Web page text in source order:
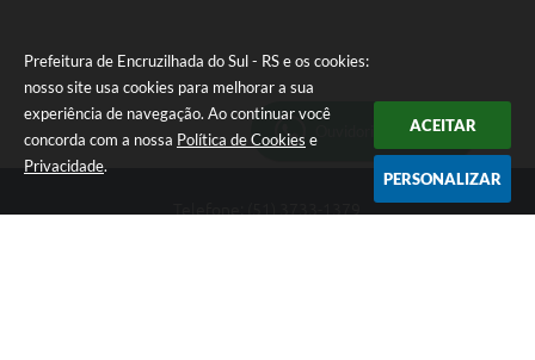
Prefeitura de Encruzilhada do Sul - RS e os cookies:
nosso site usa cookies para melhorar a sua
experiência de navegação. Ao continuar você
concorda com a nossa Política de Cookies e
Privacidade.
ACEITAR
PERSONALIZAR
Ouvidoria Municipal